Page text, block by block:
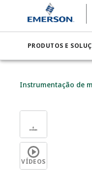
PRODUTOS E
Instrumentação de
VÍDEOS